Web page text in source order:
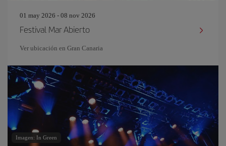
01 may 2026 - 08 nov 2026
Festival Mar Abierto
Ver ubicación en Gran Canaria
Imagen: In Green